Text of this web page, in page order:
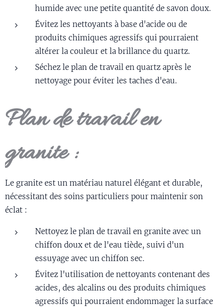
humide avec une petite quantité de savon doux.
Évitez les nettoyants à base d'acide ou de
produits chimiques agressifs qui pourraient
altérer la couleur et la brillance du quartz.
Séchez le plan de travail en quartz après le
nettoyage pour éviter les taches d'eau.
Plan de travail en
granite :
Le granite est un matériau naturel élégant et durable,
nécessitant des soins particuliers pour maintenir son
éclat :
Nettoyez le plan de travail en granite avec un
chiffon doux et de l'eau tiède, suivi d'un
essuyage avec un chiffon sec.
Évitez l'utilisation de nettoyants contenant des
acides, des alcalins ou des produits chimiques
agressifs qui pourraient endommager la surface